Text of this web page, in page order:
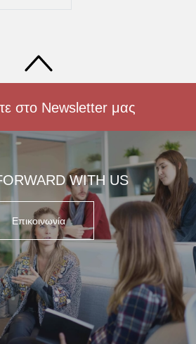
στο Newsletter μας
WITH US
Επικοινωνία